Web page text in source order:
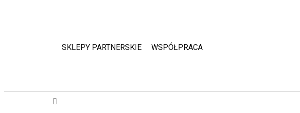
SKLEPY PARTNERSKIE WSPÓŁPRACA